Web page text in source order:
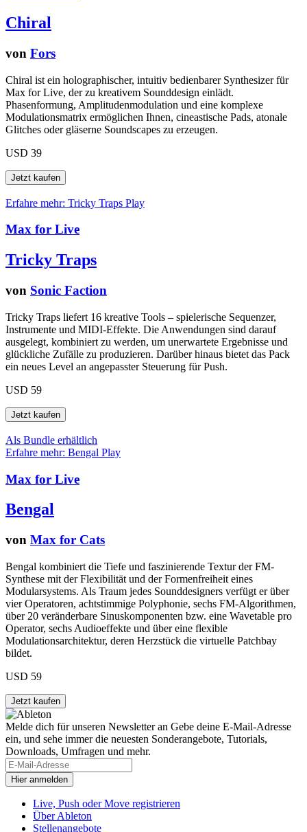
Chiral
von Fors
Chiral ist ein holographischer, intuitiv bedienbarer Synthesizer für
Max for Live, der zu kreativem Sounddesign einlädt.
Phasenformung, Amplitudenmodulation und eine komplexe
Modulationsmatrix ermöglichen Ihnen, cineastische Pads, atonale
Glitches oder gläserne Soundscapes zu erzeugen.
USD 39
Erfahre mehr: Tricky Traps Play
Max for Live
Tricky Traps
von Sonic Faction
Tricky Traps liefert 16 kreative Tools – spielerische Sequenzer,
Instrumente und MIDI-Effekte. Die Anwendungen sind darauf
ausgelegt, kombiniert zu werden, um unerwartete Ergebnisse und
glückliche Zufälle zu produzieren. Darüber hinaus bietet das Pack
ein neues Level an angepasster Steuerung für Push.
USD 59
Als Bundle erhältlich
Erfahre mehr: Bengal Play
Max for Live
Bengal
von Max for Cats
Bengal kombiniert die Tiefe und faszinierende Textur der FM-
Synthese mit der Flexibilität und der Formenfreiheit eines
Modularsystems. Als Traum jedes Sounddesigners verfügt er über
vier Operatoren, achtstimmige Polyphonie, sechs FM-Algorithmen,
über 20 veränderbare Sinuskomponenten bzw. eine Wavetable pro
Operator, sechs Audioeffekte und über eine flexible
Modulationsarchitektur, deren Herzstück die virtuelle Patchbay
bildet.
USD 59
Melde dich für unseren Newsletter an Gebe deine E-Mail-Adresse
ein, und sehe immer die neuesten Sonderangebote, Tutorials,
Downloads, Umfragen und mehr.
Live, Push oder Move registrieren
Über Ableton
Stellenangebote